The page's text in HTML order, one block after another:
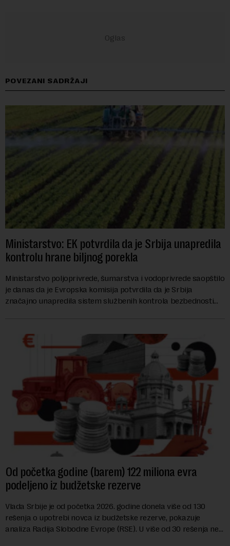
POVEZANI SADRŽAJI
Ministarstvo: EK potvrdila da je Srbija unapredila
kontrolu hrane biljnog porekla
Ministarstvo poljoprivrede, šumarstva i vodoprivrede saopštilo
je danas da je Evropska komisija potvrdila da je Srbija
značajno unapredila sistem službenih kontrola bezbednosti
Od početka godine (barem) 122 miliona evra
podeljeno iz budžetske rezerve
Vlada Srbije je od početka 2026. godine donela više od 130
rešenja o upotrebi novca iz budžetske rezerve, pokazuje
analiza Radija Slobodne Evrope (RSE). U više od 30 rešenja ne